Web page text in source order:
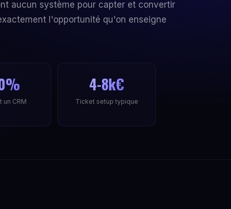
aucun système pour capter et convertir
l'opportunité qu'on enseigne
un CRM
4-8k€
Ticket setup typique